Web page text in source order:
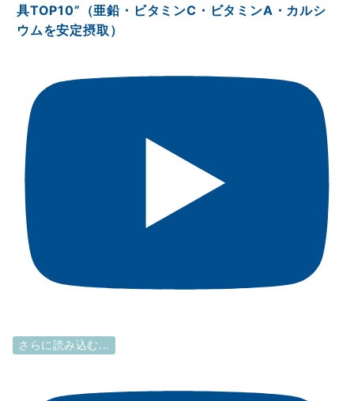
具TOP10”（亜鉛・ビタミンⅭ・ビタミンA・カルシ
ウムを安定摂取）
さらに読み込む...